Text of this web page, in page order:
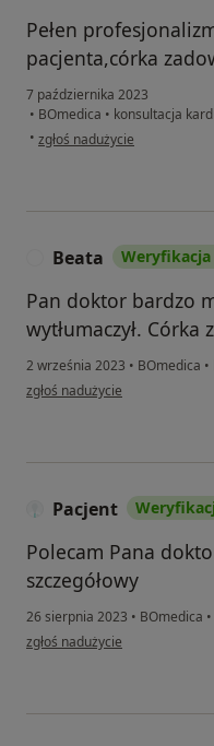
Pełen
pacjenta,córka
7 października 2023
• BOmedica • konsultacja
• w opinii użytkownika
zgłoś nadużycie
Beata
Pan doktor bardzo
wytłumaczył. Córka
2 września 2023 • BOmedica •
w opinii użytkownika Beata
zgłoś nadużycie
Pacjent
Polecam Pana
szczegółowy
26 sierpnia 2023 • BOmedica •
w opinii użytkownika Pacjent
zgłoś nadużycie